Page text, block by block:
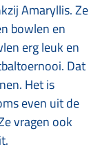
Amaryllis. Ze
bowlen en
erg leuk en
Dat
Het is
even uit de
vragen ook